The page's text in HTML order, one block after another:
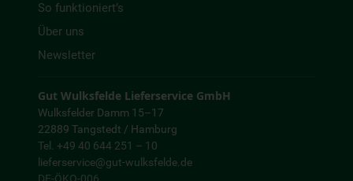
So funktioniert’s
Über uns
Newsletter
Gut Wulksfelde Lieferservice GmbH
Wulksfelder Damm 15–17
22889 Tangstedt / Hamburg
Tel. +49 40 644 251 – 10
lieferservice@gut-wulksfelde.de